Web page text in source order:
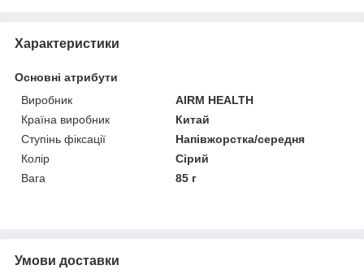
Характеристики
Основні атрибути
Виробник
AIRM HEALTH
Країна виробник
Китай
Ступінь фіксації
Напівжорстка/середня
Колір
Сірий
Вага
85 г
Умови доставки